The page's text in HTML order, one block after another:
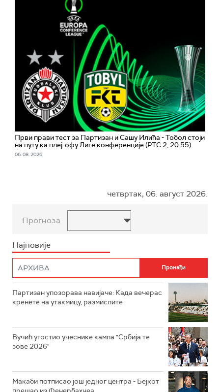
Први прави тест за Партизан и Сашу Илића - Тобол стоји
на путу ка плеј-офу Лиге конференције (РТС 2, 20.55)
06. 08. 2026.
четвртак, 06. август 2026.
Прогноза
Најновије
Партизан упозорава навијаче: Када вечерас
кренете на утакмицу, размислите
Вучић угостио учеснике кампа "Србија те
зове 2026"
Макаби потписао још једног центра - Бејкот